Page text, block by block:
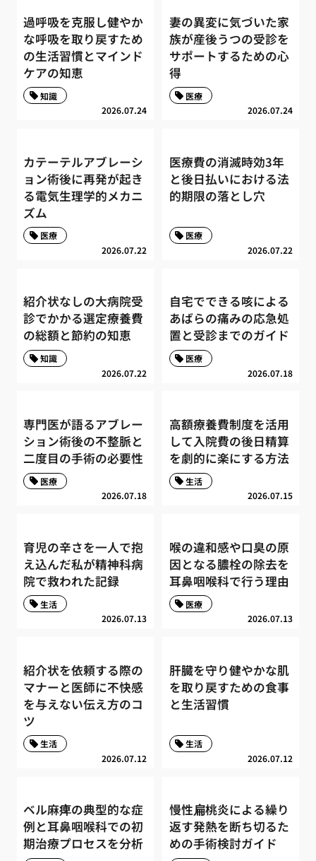
過呼吸を克服し健やか
な呼吸を取り戻すため
の生活習慣とマインド
ケアの知恵
2026.07.24
知識
妻の異変に気づいた家
族が産後うつの受診を
サポートするための心
得
2026.07.24
医療
カテーテルアブレーシ
ョン術後に再発が起き
る電気生理学的メカニ
ズム
2026.07.22
医療
医療費の消滅時効3年
と後日払いにおける法
的期限の落とし穴
2026.07.22
医療
紹介状なしの大病院受
診でかかる選定療養費
の総額と節約の知恵
2026.07.22
知識
自宅でできる咳による
あばらの痛みの応急処
置と受診までのガイド
2026.07.18
医療
専門医が語るアブレー
ション術後の不整脈と
二度目の手術の必要性
2026.07.18
医療
高額療養費制度を活用
して入院費の後日精算
を劇的に楽にする方法
2026.07.15
生活
育児の辛さを一人で抱
え込んだ私が精神科病
院で救われた記録
2026.07.13
生活
喉の違和感や口臭の原
因となる膿栓の除去を
耳鼻咽喉科で行う理由
2026.07.13
医療
紹介状を依頼する際の
マナーと医師に不快感
を与えない伝え方のコ
ツ
2026.07.12
生活
肝臓を守り健やかな肌
を取り戻すための食事
と生活習慣
2026.07.12
生活
ベル麻痺の典型的な症
例と耳鼻咽喉科での初
期治療プロセスを分析
慢性扁桃炎による繰り
返す発熱を断ち切るた
めの手術検討ガイド